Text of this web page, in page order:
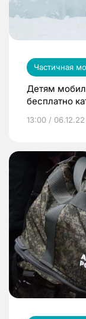
Частичная
Детям
бесплатно
13:00 / 06.12.22